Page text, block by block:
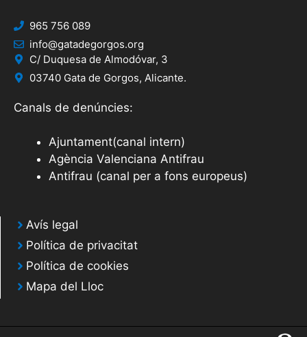
965 756 089
info@gatadegorgos.org
C/ Duquesa de Almodóvar, 3
03740 Gata de Gorgos, Alicante.
Canals de denúncies:
Ajuntament(canal intern)
Agència Valenciana Antifrau
Antifrau (canal per a fons europeus)
Avís legal
Política de privacitat
Política de cookies
Mapa del Lloc